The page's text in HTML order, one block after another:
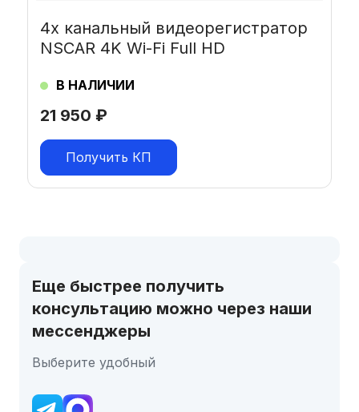
21 950 ₽
4х канальный видеорегистратор
NSCAR 4K Wi-Fi Full HD
В НАЛИЧИИ
Получить КП
Еще быстрее получить
консультацию можно через наши
мессенджеры
Выберите удобный